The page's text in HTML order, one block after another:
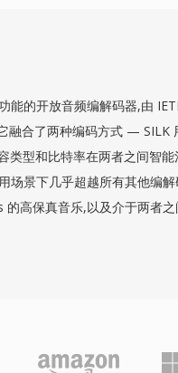
码器即使在小文件体积下也
能的开放音频编解码器,由
融合了两种编码方式 — SILK
类型和比特率在两者之间智能
场景下几乎超越所有其他编
的高保真音乐,以及介于两者
比特率、最高 48 kHz 的采样
了 Opus 解码器。